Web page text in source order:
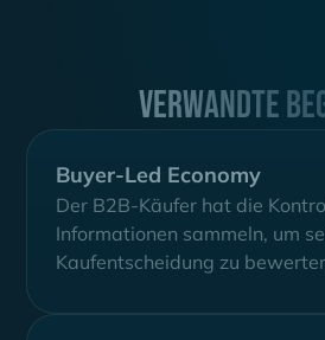
Verwandte
Buyer-Led Economy
Der B2B-Käufer hat die
Informationen sammeln, um
Kaufentscheidung zu